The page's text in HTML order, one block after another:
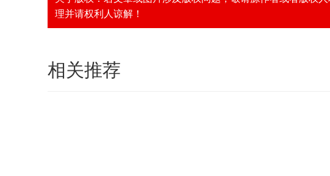
理并请权利人谅解！
相关推荐